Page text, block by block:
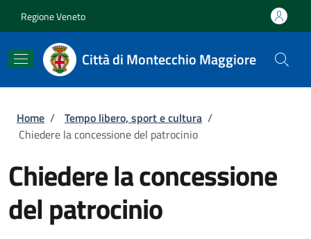
Regione Veneto
Città di Montecchio Maggiore
Briciole di pane
Home / Tempo libero, sport e cultura /
Chiedere la concessione del patrocinio
Chiedere la concessione
del patrocinio